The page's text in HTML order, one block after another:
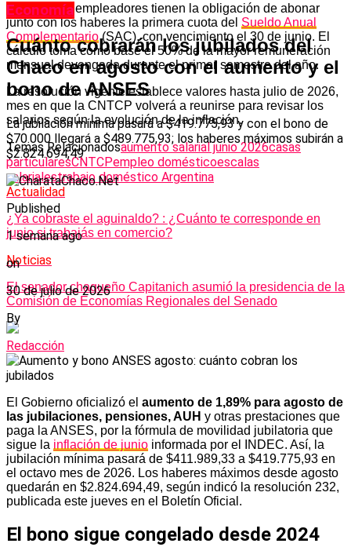
En junio los empleadores tienen la obligación de abonar
junto con los haberes la primera cuota del Sueldo Anual
Complementario(SAC), con vencimiento el 30 de junio. El
cálculo toma como base el 50% de la mayor remuneración
mensual devengada durante el primer semestre del año.
La resolución vigente establece valores hasta julio de 2026,
mes en que la CNTCP volverá a reunirse para revisar los
salarios según la evolución de la inflación.
Temas Relacionadosaumento salarial junio 2026casas
particularesCNTCPempleo domésticoescalas
salarialestrabajo doméstico Argentina
Actualidad
¿Ya cobraste el aguinaldo? : ¿Cuánto te corresponde en
junio si trabajás en comercio?
Noticias
El senador chaqueño Capitanich asumió la presidencia de la
Comisión de Economías Regionales del Senado
Economía
Cuánto cobrarán los jubilados del
Chaco en agosto con el aumento y el
bono de ANSES
La jubilación mínima pasará a $419.775,93 y con el bono de
$70.000 llegará a $489.775,93; los haberes máximos subirán a
$2.824.694,49
Published
1 semana ago
on
30 de julio de 2026
By
Redacción
El Gobierno oficializó el aumento de 1,89% para agosto de
las jubilaciones, pensiones, AUH y otras prestaciones que
paga la ANSES, por la fórmula de movilidad jubilatoria que
sigue la inflación de junio informada por el INDEC. Así, la
jubilación mínima pasará de $411.989,33 a $419.775,93 en
el octavo mes de 2026. Los haberes máximos desde agosto
quedarán en $2.824.694,49, según indicó la resolución 232,
publicada este jueves en el Boletín Oficial.
El bono sigue congelado desde 2024